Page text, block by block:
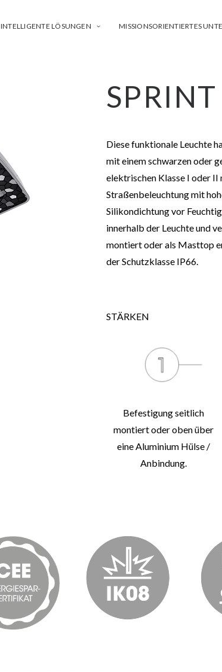
INTELLIGENTE LÖSUNGEN MISSIONSORIENTIERTES
SPRINT
Diese funktionale Leuchte
mit einem schwarzen oder
elektrischen Klasse I oder II
Straßenbeleuchtung mit
Silikondichtung vor
innerhalb der Leuchte und
montiert oder als Masttop
der Schutzklasse IP66.
STÄRKEN
Befestigung seitlich
montiert oder oben über
eine Aluminium Hülse /
Anbindung.